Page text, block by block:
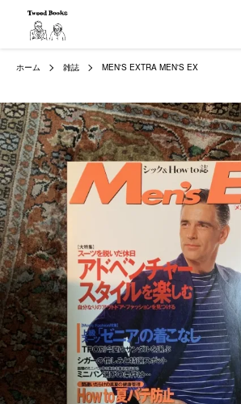
ホーム 雑誌 MEN'S EXTRA MEN'S EX